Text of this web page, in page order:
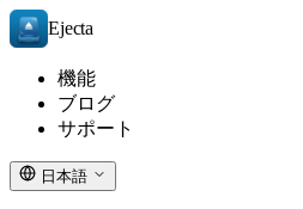
Ejecta
機能
ブログ
サポート
日本語